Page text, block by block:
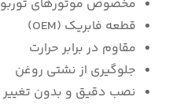
مخصوص موتورهای توربو
قطعه فابریک (OEM)
مقاوم در برابر حرارت
جلوگیری از نشتی روغن
نصب دقیق و بدون تغییر